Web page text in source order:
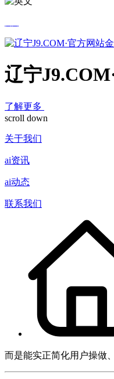
辽宁
了解更多
scroll down
关于我们
ai资讯
ai动态
联系我们
而是能实正简化用户操做